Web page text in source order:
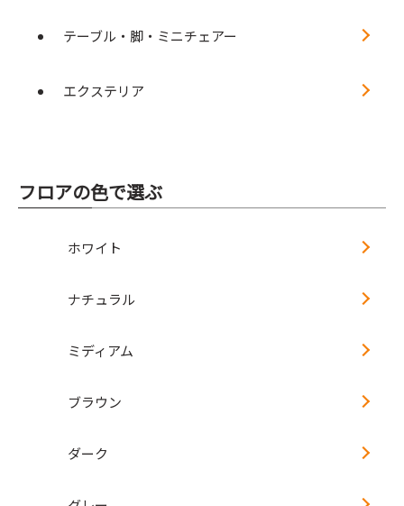
テーブル・脚・ミニチェアー
エクステリア
フロアの色で選ぶ
ホワイト
ナチュラル
ミディアム
ブラウン
ダーク